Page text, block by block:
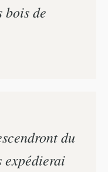
bois de
du
expédierai